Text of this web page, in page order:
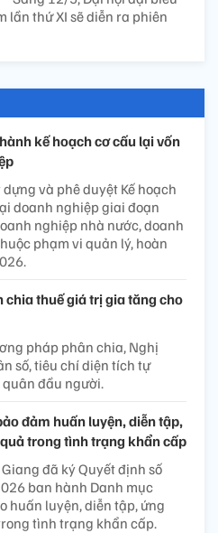
lần thứ XI sẽ diễn ra phiên
kế hoạch cơ cấu lại vốn
và phê duyệt Kế hoạch
doanh nghiệp giai đoạn
nghiệp nhà nước, doanh
phạm vi quản lý, hoàn
chia thuế giá trị gia tăng cho
pháp phân chia, Nghị
số, tiêu chí diện tích tự
quân đầu người.
đảm huấn luyện, diễn tập,
trong tình trạng khẩn cấp
đã ký Quyết định số
ban hành Danh mục
huấn luyện, diễn tập, ứng
tình trạng khẩn cấp.